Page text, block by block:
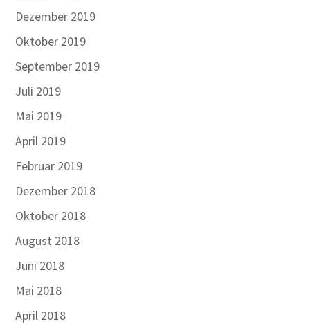
Dezember 2019
Oktober 2019
September 2019
Juli 2019
Mai 2019
April 2019
Februar 2019
Dezember 2018
Oktober 2018
August 2018
Juni 2018
Mai 2018
April 2018